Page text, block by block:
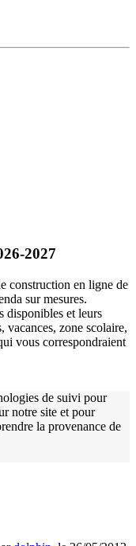
2027
construction en ligne de
sur mesures.
disponibles et leurs
vacances, zone scolaire,
vous correspondraient
de suivi pour
notre site et pour
la provenance de